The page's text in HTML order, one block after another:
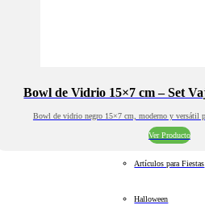
Bowl de Vidrio 15×7 cm – Set
Bowl de vidrio negro 15×7 cm, moderno y versátil
Ver Producto
Artículos para Fiestas
Halloween